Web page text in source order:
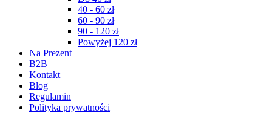
40 - 60 zł
60 - 90 zł
90 - 120 zł
Powyżej 120 zł
Na Prezent
B2B
Kontakt
Blog
Regulamin
Polityka prywatności